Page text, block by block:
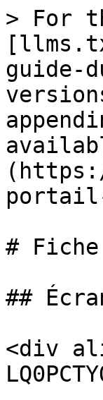
> For
guide-
#
##
<div